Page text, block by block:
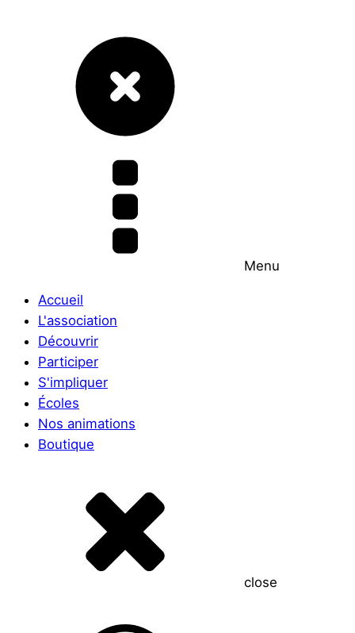
Menu
Accueil
L'association
Découvrir
Participer
S'impliquer
Écoles
Nos animations
Boutique
close